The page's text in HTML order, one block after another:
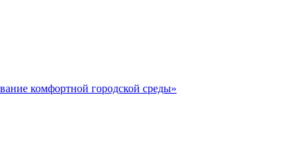
комфортной городской среды»